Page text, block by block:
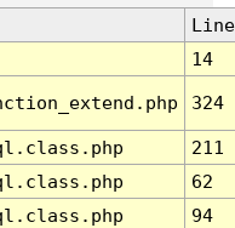
Line
14
324
211
62
94